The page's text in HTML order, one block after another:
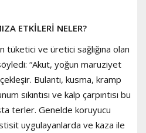
ETKİLERİ NELER?
ve üretici sağlığına olan
“Akut, yoğun maruziyet
Bulantı, kusma, kramp
sıkıntısı ve kalp çarpıntısı bu
terler. Genelde koruyucu
uygulayanlarda ve kaza ile